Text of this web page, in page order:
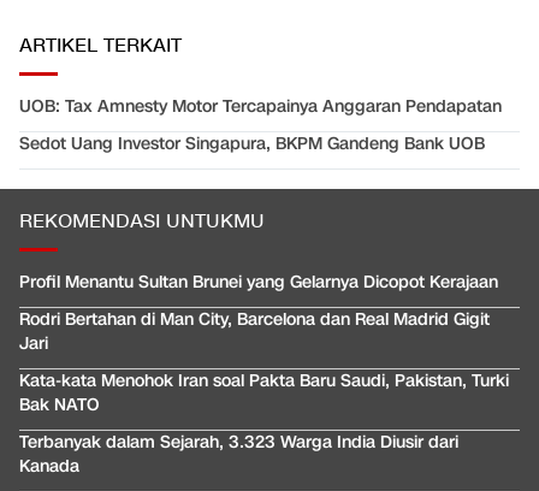
ARTIKEL TERKAIT
UOB: Tax Amnesty Motor Tercapainya Anggaran Pendapatan
Sedot Uang Investor Singapura, BKPM Gandeng Bank UOB
REKOMENDASI UNTUKMU
Profil Menantu Sultan Brunei yang Gelarnya Dicopot Kerajaan
Rodri Bertahan di Man City, Barcelona dan Real Madrid Gigit
Jari
Kata-kata Menohok Iran soal Pakta Baru Saudi, Pakistan, Turki
Bak NATO
Terbanyak dalam Sejarah, 3.323 Warga India Diusir dari
Kanada